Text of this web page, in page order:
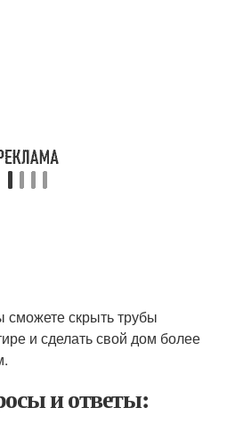
скрыть трубы
и сделать свой дом более
и ответы: